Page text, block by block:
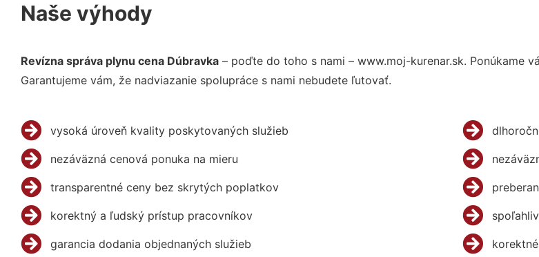
Naše výhody
Revízna správa plynu cena Dúbravka – poďte do toho s nami – www.moj-kurenar.sk. Ponúkame
Garantujeme vám, že nadviazanie spolupráce s nami nebudete ľutovať.
vysoká úroveň kvality poskytovaných služieb
nezáväzná cenová ponuka na mieru
transparentné ceny bez skrytých poplatkov
korektný a ľudský prístup pracovníkov
garancia dodania objednaných služieb